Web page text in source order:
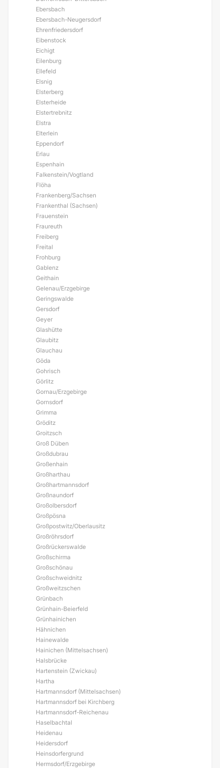
Ebersbach
Ebersbach-Neugersdorf
Ehrenfriedersdorf
Eibenstock
Eichigt
Eilenburg
Ellefeld
Elsnig
Elsterberg
Elsterheide
Elstertrebnitz
Elstra
Elterlein
Eppendorf
Erlau
Espenhain
Falkenstein/Vogtland
Flöha
Frankenberg/Sachsen
Frankenthal (Sachsen)
Frauenstein
Fraureuth
Freiberg
Freital
Frohburg
Gablenz
Geithain
Gelenau/Erzgebirge
Geringswalde
Gersdorf
Geyer
Glashütte
Glaubitz
Glauchau
Göda
Gohrisch
Görlitz
Gornau/Erzgebirge
Gornsdorf
Grimma
Gröditz
Groitzsch
Groß Düben
Großdubrau
Großenhain
Großharthau
Großhartmannsdorf
Großnaundorf
Großolbersdorf
Großpösna
Großpostwitz/Oberlausitz
Großröhrsdorf
Großrückerswalde
Großschirma
Großschönau
Großschweidnitz
Großweitzschen
Grünbach
Grünhain-Beierfeld
Grünhainichen
Hähnichen
Hainewalde
Hainichen (Mittelsachsen)
Halsbrücke
Hartenstein (Zwickau)
Hartha
Hartmannsdorf (Mittelsachsen)
Hartmannsdorf bei Kirchberg
Hartmannsdorf-Reichenau
Haselbachtal
Heidenau
Heidersdorf
Heinsdorfergrund
Hermsdorf/Erzgebirge